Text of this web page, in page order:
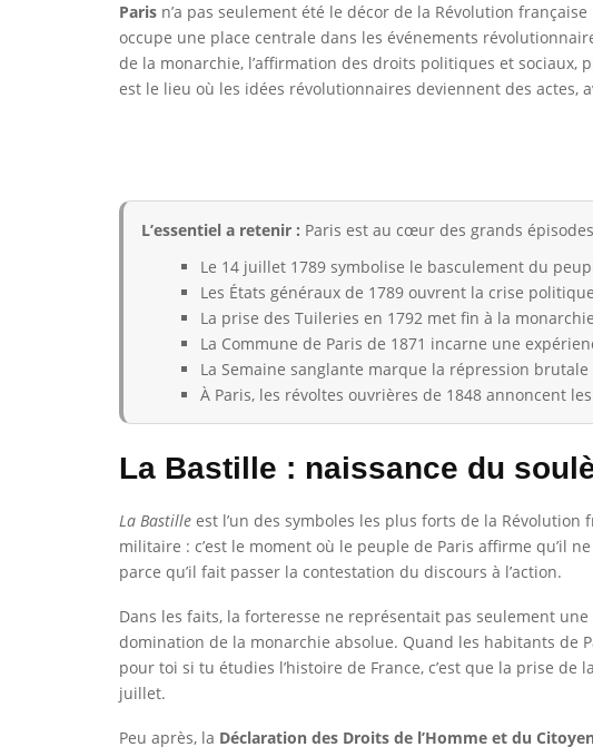
Paris n’a pas seulement été le décor de la Révolution
occupe une place centrale dans les événements
de la monarchie, l’affirmation des droits politiques et sociaux,
est le lieu où les idées révolutionnaires deviennent des actes,
L’essentiel a retenir : Paris est au cœur des grands
Le 14 juillet 1789 symbolise le basculement du
Les États généraux de 1789 ouvrent la crise
La prise des Tuileries en 1792 met fin à la
La Commune de Paris de 1871 incarne une
La Semaine sanglante marque la répression brutale
À Paris, les révoltes ouvrières de 1848 annoncent
La Bastille : naissance du
La Bastille est l’un des symboles les plus forts de la
militaire : c’est le moment où le peuple de Paris affirme qu’il
parce qu’il fait passer la contestation du discours à l’action.
Dans les faits, la forteresse ne représentait pas seulement
domination de la monarchie absolue. Quand les habitants de
pour toi si tu étudies l’histoire de France, c’est que la prise
juillet.
Peu après, la Déclaration des Droits de l’Homme et du